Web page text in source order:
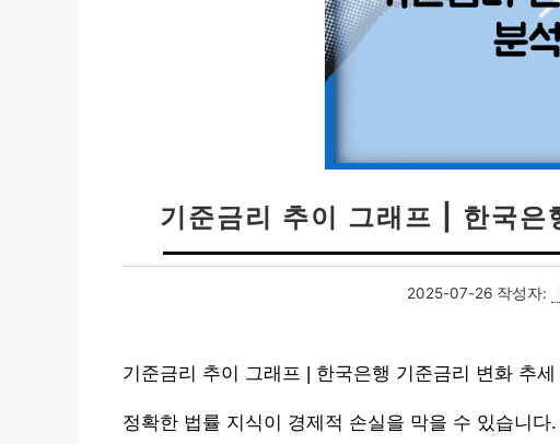
기준금리 추이 그래프 | 한국은
2025-07-26 작성자:
기준금리 추이 그래프 | 한국은행 기준금리 변화 추
정확한 법률 지식이 경제적 손실을 막을 수 있습니